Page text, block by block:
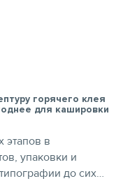
горячего клея
для кашировки
в
упаковки и
до сих